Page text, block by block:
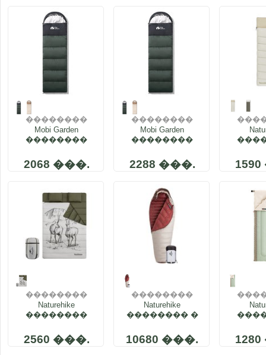
��������
����
Mobi Garden
��������
��������� XY
1.8 EX19562005
2068 ���.
��������
����
Mobi Garden
��������
��������� XY
2.2 NX21562008
2288 ���.
��������
����
Naturehike
��������
�������� ��
���������
2560 ���.
��������
����
Naturehike
�������� �
����� Snowbird
NH20YD001 560
10680 ���.